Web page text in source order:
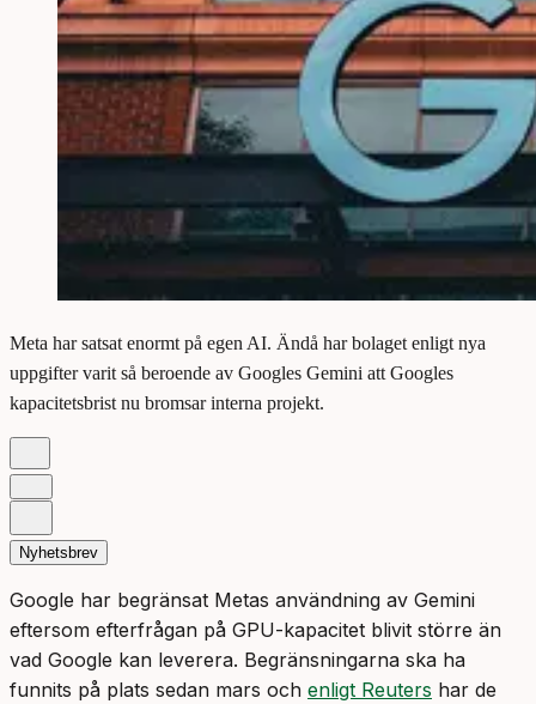
Meta har satsat enormt på egen AI. Ändå har bolaget enligt nya
uppgifter varit så beroende av Googles Gemini att Googles
kapacitetsbrist nu bromsar interna projekt.
Nyhetsbrev
Google har begränsat Metas användning av Gemini
eftersom efterfrågan på GPU-kapacitet blivit större än
vad Google kan leverera. Begränsningarna ska ha
funnits på plats sedan mars och enligt Reuters har de